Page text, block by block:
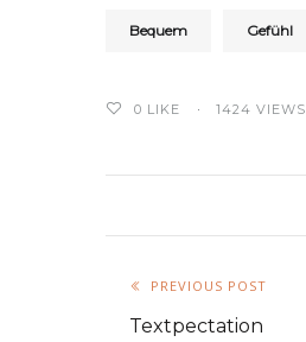
Bequem Gefühl
0 LIKE 1424 VIEWS
PREVIOUS POST
Textpectation